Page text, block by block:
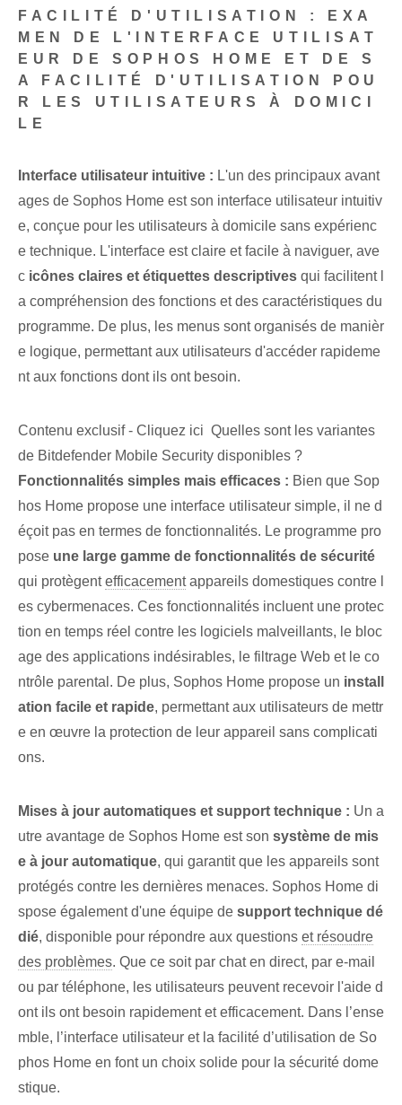
FACILITÉ D'UTILISATION : EXA
MEN DE L'INTERFACE UTILISAT
EUR DE SOPHOS HOME ET DE S
A FACILITÉ D'UTILISATION POU
R LES UTILISATEURS À DOMICI
LE
Interface utilisateur intuitive : L'un des principaux avant
ages de Sophos Home‍ est son interface utilisateur intuitiv
e, conçue pour les utilisateurs à domicile sans expérienc
e technique. L'interface est claire et facile à naviguer, ave
c ⁤icônes claires et étiquettes descriptives qui facilitent l
a compréhension des fonctions et des caractéristiques du
programme. De plus, les menus sont organisés de manièr
e logique, permettant aux utilisateurs d'accéder rapideme
nt aux fonctions dont ils ont besoin.
Contenu exclusif - Cliquez ici Quelles sont les variantes
de Bitdefender Mobile Security disponibles ?
Fonctionnalités simples mais efficaces : Bien que Sop
hos Home propose une interface utilisateur simple, il ne d
éçoit pas⁢ en termes de fonctionnalités. Le programme pro
pose une large gamme de fonctionnalités de sécurité
qui protègentefficacement⁢appareils domestiques contre‌ l
es cybermenaces. Ces fonctionnalités incluent une protec
tion en temps réel contre les logiciels malveillants, le bloc
age des applications indésirables, le filtrage Web et le co
ntrôle parental. ‍De plus, Sophos Home propose un⁤ install
ation facile et rapide, permettant aux utilisateurs de mettr
e en œuvre la protection de leur appareil sans complicati
ons.
Mises à jour automatiques et support technique : Un a
utre avantage de Sophos Home est son système de mis
e à jour automatique, qui garantit que les appareils sont
protégés contre les dernières menaces. Sophos Home di
spose également d'une équipe de support technique dé
dié, disponible ⁤pour répondre aux questions et résoudre
des problèmes. Que ce soit par chat en direct, par e-mail
ou par téléphone, les utilisateurs peuvent recevoir l'aide d
ont ils ont besoin rapidement et efficacement. Dans l’ense
mble, l’interface utilisateur et la facilité d’utilisation de So
phos Home en font un choix solide pour la sécurité dome
stique.